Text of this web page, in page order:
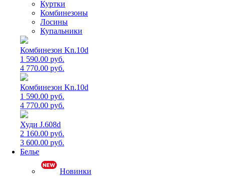
Куртки
Комбинезоны
Лосины
Купальники
Комбинезон Kn.10d
1 590.00 руб.
4 770.00 руб.
Комбинезон Kn.10d
1 590.00 руб.
4 770.00 руб.
Худи J.608d
2 160.00 руб.
3 600.00 руб.
Белье
Новинки